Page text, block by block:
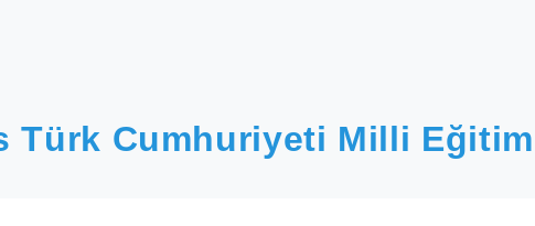
Türk Cumhuriyeti Milli Eğitim